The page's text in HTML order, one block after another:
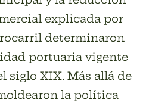
explicada por
determinaron
portuaria vigente
siglo XIX. Más allá de
la política